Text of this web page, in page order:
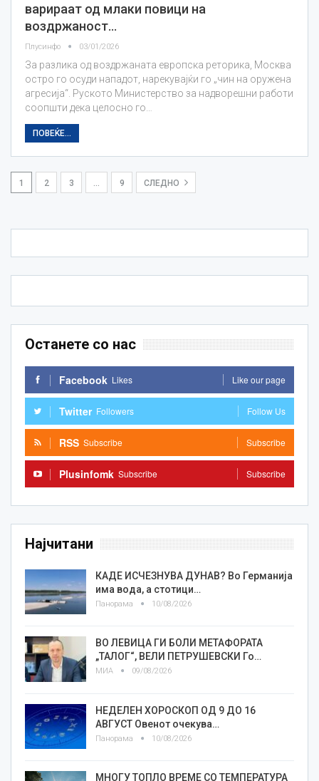
варираат од млаки повици на
воздржаност…
Плусинфо 03/01/2026
За разлика од воздржаната европска реторика, Москва
остро го осуди нападот, нарекувајќи го „чин на оружена
агресија“. Руското Министерство за надворешни работи
соопшти дека целосно го…
ПОВЕЌЕ...
1 2 3 9 СЛЕДНО
Останете со нас
Facebook Likes Like our page
Twitter Followers Follow Us
RSS Subscribe Subscribe
Plusinfomk Subscribe Subscribe
Најчитани
КАДЕ ИСЧЕЗНУВА ДУНАВ? Во Германија
има вода, а стотици…
Панорама 10/08/2026
ВО ЛЕВИЦА ГИ БОЛИ МЕТАФОРАТА
„ТАЛОГ“, ВЕЛИ ПЕТРУШЕВСКИ Го…
МИА 09/08/2026
НЕДЕЛЕН ХОРОСКОП ОД 9 ДО 16
АВГУСТ Овенот очекува…
Панорама 10/08/2026
МНОГУ ТОПЛО ВРЕМЕ СО ТЕМПЕРАТУРА